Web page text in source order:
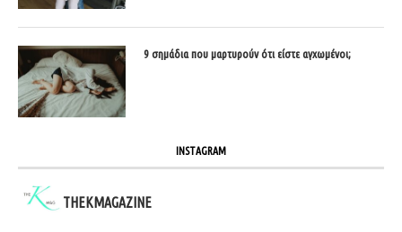
9 σημάδια που μαρτυρούν ότι είστε αγχωμένοι;
INSTAGRAM
THEKMAGAZINE